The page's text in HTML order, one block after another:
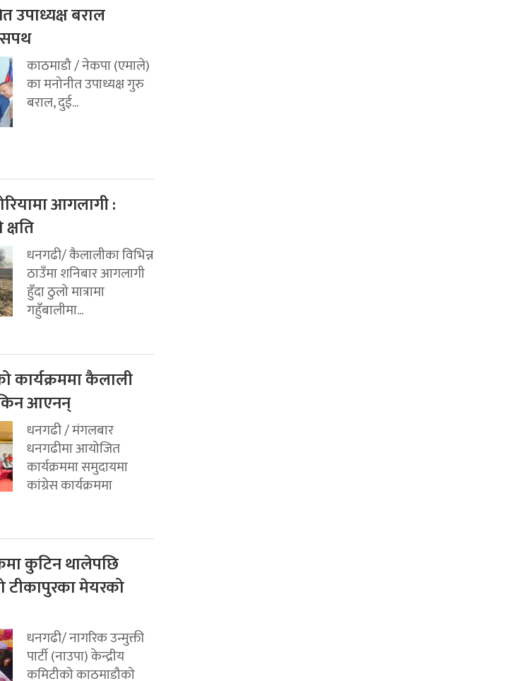
उपाध्यक्ष बराल
काठमाडौ / नेकपा (एमाले)
का मनोनीत उपाध्यक्ष गुरु
बराल, दुई...
आगलागी :
धनगढी/ कैलालीका विभिन्न
ठाउँमा शनिबार आगलागी
हुँदा ठुलो मात्रामा
गहुँबालीमा...
कार्यक्रममा कैलाली
आएनन्
धनगढी / मंगलबार
धनगढीमा आयोजित
कार्यक्रममा समुदायमा
कांग्रेस कार्यक्रममा
कुटिन थालेपछि
मेयरको
धनगढी/ नागरिक उन्मुक्ती
पार्टी (नाउपा) केन्द्रीय
कमिटीको काठमाडौको